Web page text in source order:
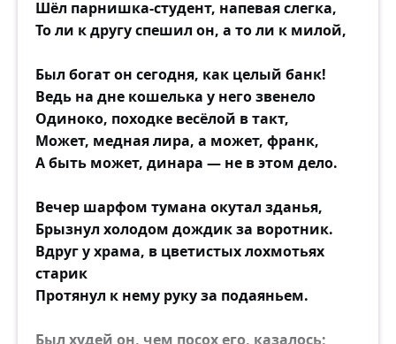
Шёл парнишка-студент, напевая слегка,
То ли к другу спешил он, а то ли к милой,
Был богат он сегодня, как целый банк!
Ведь на дне кошелька у него звенело
Одиноко, походке весёлой в такт,
Может, медная лира, а может, франк,
А быть может, динара — не в этом дело.
Вечер шарфом тумана окутал зданья,
Брызнул холодом дождик за воротник.
Вдруг у храма, в цветистых лохмотьях
старик
Протянул к нему руку за подаяньем.
Был худей он, чем посох его, казалось;